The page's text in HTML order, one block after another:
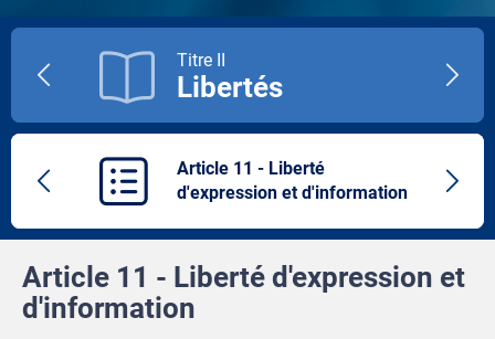
Titre II
Libertés
Previous
Article 11 - Liberté
d'expression et d'information
Article 11 - Liberté d'expression et
d'information